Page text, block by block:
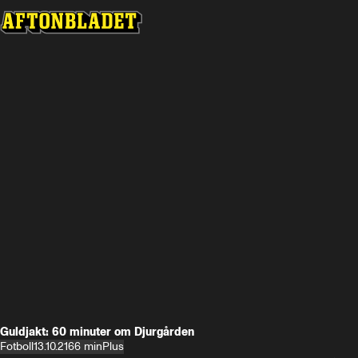
Guldjakt: 60 minuter om Djurgården
Fotboll13.10.2166 minPlus